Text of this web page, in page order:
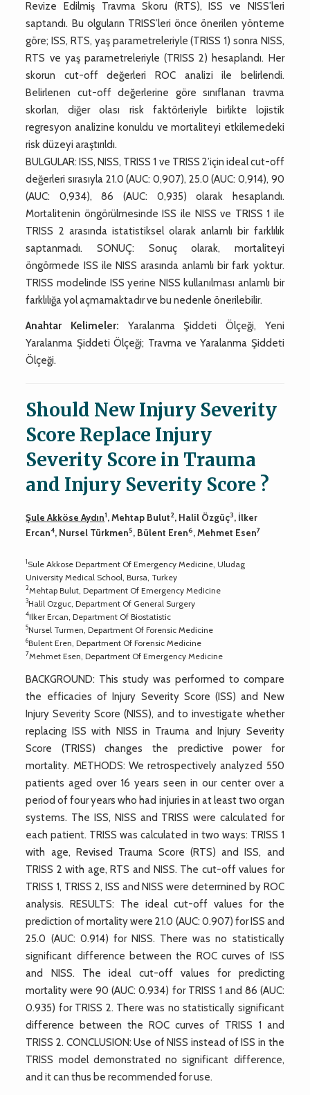
Revize Edilmiş Travma Skoru (RTS), ISS ve NISS’leri
saptandı. Bu olguların TRISS’leri önce önerilen yönteme
göre; ISS, RTS, yaş parametreleriyle (TRISS 1) sonra NISS,
RTS ve yaş parametreleriyle (TRISS 2) hesaplandı. Her
skorun cut-off değerleri ROC analizi ile belirlendi.
Belirlenen cut-off değerlerine göre sınıflanan travma
skorları, diğer olası risk faktörleriyle birlikte lojistik
regresyon analizine konuldu ve mortaliteyi etkilemedeki
risk düzeyi araştırıldı.
BULGULAR: ISS, NISS, TRISS 1 ve TRISS 2’için ideal cut-off
değerleri sırasıyla 21.0 (AUC: 0,907), 25.0 (AUC: 0,914), 90
(AUC: 0,934), 86 (AUC: 0,935) olarak hesaplandı.
Mortalitenin öngörülmesinde ISS ile NISS ve TRISS 1 ile
TRISS 2 arasında istatistiksel olarak anlamlı bir farklılık
saptanmadı. SONUÇ: Sonuç olarak, mortaliteyi
öngörmede ISS ile NISS arasında anlamlı bir fark yoktur.
TRISS modelinde ISS yerine NISS kullanılması anlamlı bir
farklılığa yol açmamaktadır ve bu nedenle önerilebilir.
Anahtar Kelimeler: Yaralanma Şiddeti Ölçeği, Yeni
Yaralanma Şiddeti Ölçeği; Travma ve Yaralanma Şiddeti
Ölçeği.
Should New Injury Severity
Score Replace Injury
Severity Score in Trauma
and Injury Severity Score ?
Şule Akköse Aydın1, Mehtap Bulut2, Halil Özgüç3, İlker
Ercan4, Nursel Türkmen5, Bülent Eren6, Mehmet Esen7
1Sule Akkose Department Of Emergency Medicine, Uludag
University Medical School, Bursa, Turkey
2Mehtap Bulut, Department Of Emergency Medicine
3Halil Ozguc, Department Of General Surgery
4Ilker Ercan, Department Of Biostatistic
5Nursel Turmen, Department Of Forensic Medicine
6Bulent Eren, Department Of Forensic Medicine
7Mehmet Esen, Department Of Emergency Medicine
BACKGROUND: This study was performed to compare
the efficacies of Injury Severity Score (ISS) and New
Injury Severity Score (NISS), and to investigate whether
replacing ISS with NISS in Trauma and Injury Severity
Score (TRISS) changes the predictive power for
mortality. METHODS: We retrospectively analyzed 550
patients aged over 16 years seen in our center over a
period of four years who had injuries in at least two organ
systems. The ISS, NISS and TRISS were calculated for
each patient. TRISS was calculated in two ways: TRISS 1
with age, Revised Trauma Score (RTS) and ISS, and
TRISS 2 with age, RTS and NISS. The cut-off values for
TRISS 1, TRISS 2, ISS and NISS were determined by ROC
analysis. RESULTS: The ideal cut-off values for the
prediction of mortality were 21.0 (AUC: 0.907) for ISS and
25.0 (AUC: 0.914) for NISS. There was no statistically
significant difference between the ROC curves of ISS
and NISS. The ideal cut-off values for predicting
mortality were 90 (AUC: 0.934) for TRISS 1 and 86 (AUC:
0.935) for TRISS 2. There was no statistically significant
difference between the ROC curves of TRISS 1 and
TRISS 2. CONCLUSION: Use of NISS instead of ISS in the
TRISS model demonstrated no significant difference,
and it can thus be recommended for use.